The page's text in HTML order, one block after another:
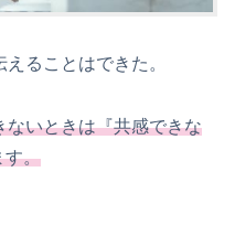
ることはできた。
いときは『共感できな
す。